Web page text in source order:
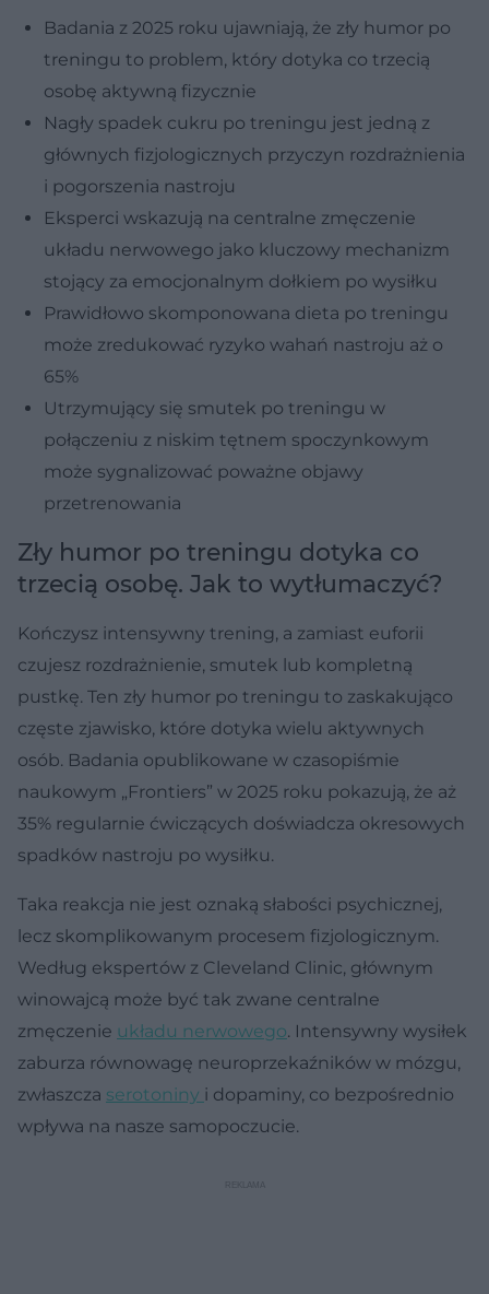
Badania z 2025 roku ujawniają, że zły humor po
treningu to problem, który dotyka co trzecią
osobę aktywną fizycznie
Nagły spadek cukru po treningu jest jedną z
głównych fizjologicznych przyczyn rozdrażnienia
i pogorszenia nastroju
Eksperci wskazują na centralne zmęczenie
układu nerwowego jako kluczowy mechanizm
stojący za emocjonalnym dołkiem po wysiłku
Prawidłowo skomponowana dieta po treningu
może zredukować ryzyko wahań nastroju aż o
65%
Utrzymujący się smutek po treningu w
połączeniu z niskim tętnem spoczynkowym
może sygnalizować poważne objawy
przetrenowania
Zły humor po treningu dotyka co
trzecią osobę. Jak to wytłumaczyć?
Kończysz intensywny trening, a zamiast euforii
czujesz rozdrażnienie, smutek lub kompletną
pustkę. Ten zły humor po treningu to zaskakująco
częste zjawisko, które dotyka wielu aktywnych
osób. Badania opublikowane w czasopiśmie
naukowym „Frontiers” w 2025 roku pokazują, że aż
35% regularnie ćwiczących doświadcza okresowych
spadków nastroju po wysiłku.
Taka reakcja nie jest oznaką słabości psychicznej,
lecz skomplikowanym procesem fizjologicznym.
Według ekspertów z Cleveland Clinic, głównym
winowajcą może być tak zwane centralne
zmęczenie układu nerwowego. Intensywny wysiłek
zaburza równowagę neuroprzekaźników w mózgu,
zwłaszcza serotoniny i dopaminy, co bezpośrednio
wpływa na nasze samopoczucie.